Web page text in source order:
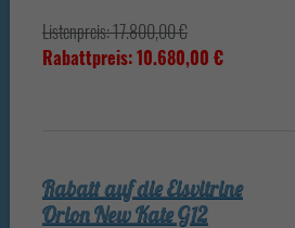
Listenpreis: 17.800,00 €
Rabattpreis: 10.680,00 €
Rabatt auf die Eisvitrine
Orion New Kate G12